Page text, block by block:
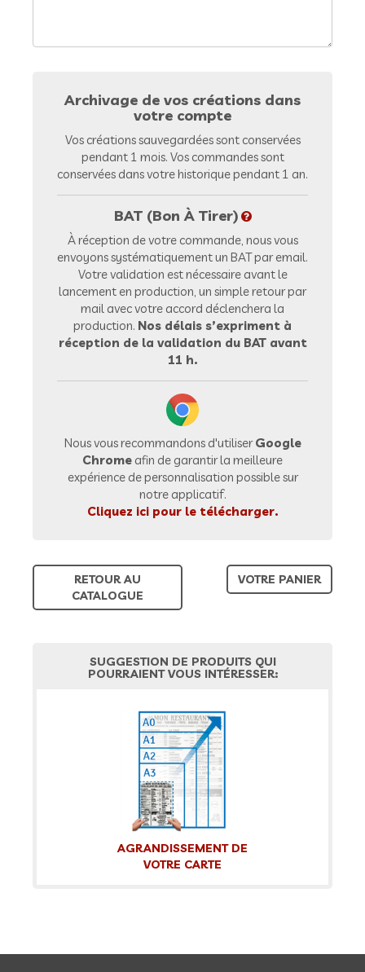
Archivage de vos créations dans
votre compte
Vos créations sauvegardées sont conservées
pendant 1 mois. Vos commandes sont
conservées dans votre historique pendant 1 an.
BAT (Bon À Tirer)
À réception de votre commande, nous vous
envoyons systématiquement un BAT par email.
Votre validation est nécessaire avant le
lancement en production, un simple retour par
mail avec votre accord déclenchera la
production. Nos délais s’expriment à
réception de la validation du BAT avant
11 h.
Nous vous recommandons d'utiliserGoogle
Chrome afin de garantir la meilleure
expérience de personnalisation possible sur
notre applicatif.
Cliquez ici pour le télécharger.
RETOUR AU
CATALOGUE
VOTRE PANIER
SUGGESTION DE PRODUITS QUI
POURRAIENT VOUS INTÉRESSER:
AGRANDISSEMENT DE
VOTRE CARTE